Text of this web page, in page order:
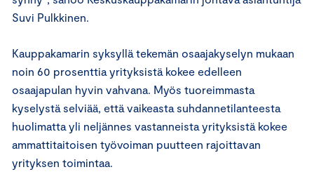
Suvi Pulkkinen.
Kauppakamarin syksyllä tekemän osaajakyselyn mukaan
noin 60 prosenttia yrityksistä kokee edelleen
osaajapulan hyvin vahvana. Myös tuoreimmasta
kyselystä selviää, että vaikeasta suhdannetilanteesta
huolimatta yli neljännes vastanneista yrityksistä kokee
ammattitaitoisen työvoiman puutteen rajoittavan
yrityksen toimintaa.